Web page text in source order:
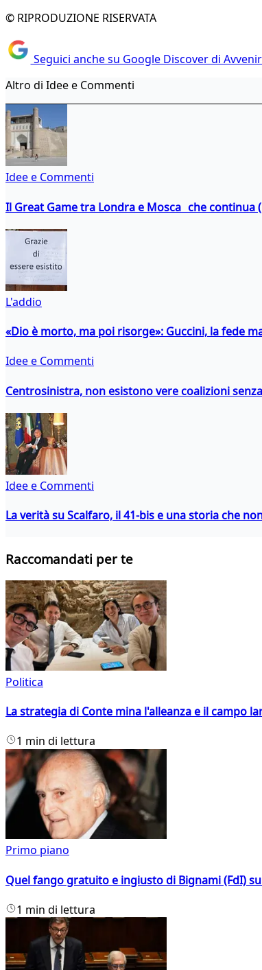
© RIPRODUZIONE RISERVATA
Seguici anche su Google Discover di
Altro di Idee e Commenti
Idee e Commenti
Il Great Game tra Londra e Mosca che continua
L'addio
«Dio è morto, ma poi risorge»: Guccini, la fede
Idee e Commenti
Centrosinistra, non esistono vere coalizioni
Idee e Commenti
La verità su Scalfaro, il 41-bis e una storia che
Raccomandati per te
Politica
La strategia di Conte mina l'alleanza e il campo
1 min di lettura
Primo piano
Quel fango gratuito e ingiusto di Bignami (FdI)
1 min di lettura